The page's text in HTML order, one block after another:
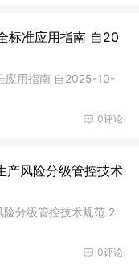
标准应用指南 自20
应用指南 自2025-10-
0评论
产风险分级管控技术
分级管控技术规范 2
0评论